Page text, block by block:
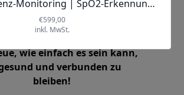
Sie alle Funktionen in
wie einfach es sein kann,
und verbunden zu
bleiben!